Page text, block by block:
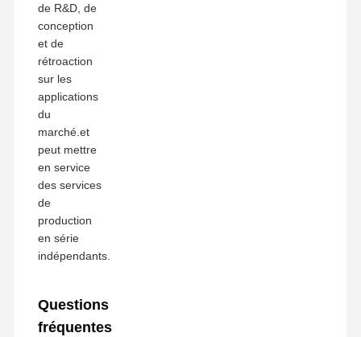
de R&D, de
conception
et de
rétroaction
sur les
applications
du
marché.et
peut mettre
en service
des services
de
production
en série
indépendants.
Questions
fréquentes